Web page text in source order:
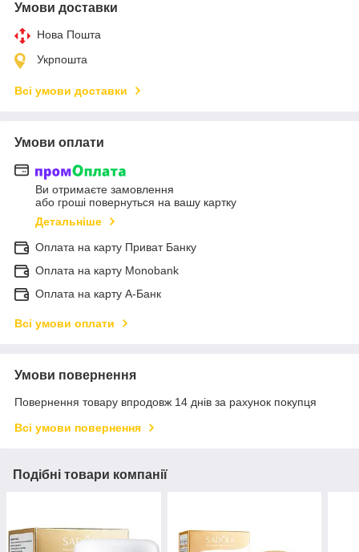
Умови доставки
Нова Пошта
Укрпошта
Всі умови доставки
Умови оплати
Ви отримаєте замовлення
або гроші повернуться на вашу картку
Детальніше
Оплата на карту Приват Банку
Оплата на карту Monobank
Оплата на карту А-Банк
Всі умови оплати
Умови повернення
Повернення товару впродовж 14 днів за рахунок покупця
Всі умови повернення
Подібні товари компанії